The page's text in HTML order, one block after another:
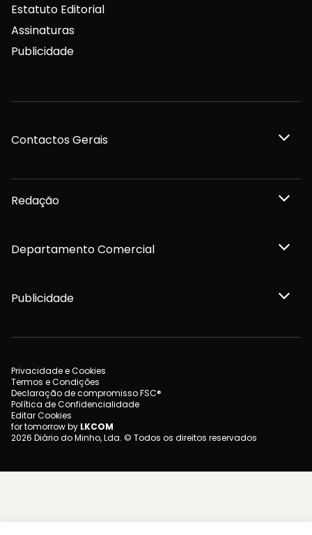
Estatuto Editorial
Assinaturas
Publicidade
Contactos Gerais
Redação
Departamento Comercial
Publicidade
Privacidade e Cookies
Termos e Condições
Declaração de compromisso FSC®
Política de Confidencialidade
Editar Cookies
for tomorrow by LKCOM
2026 Diário do Minho, Lda. © Todos os direitos reservados